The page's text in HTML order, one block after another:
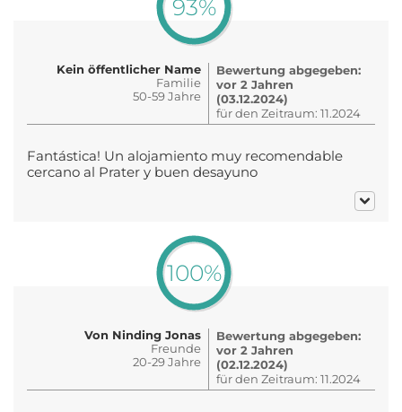
93%
Kein öffentlicher Name
Familie
50-59 Jahre
Bewertung abgegeben:
vor 2 Jahren
(03.12.2024)
für den Zeitraum: 11.2024
Fantástica! Un alojamiento muy recomendable
cercano al Prater y buen desayuno
100%
Von Ninding Jonas
Freunde
20-29 Jahre
Bewertung abgegeben:
vor 2 Jahren
(02.12.2024)
für den Zeitraum: 11.2024